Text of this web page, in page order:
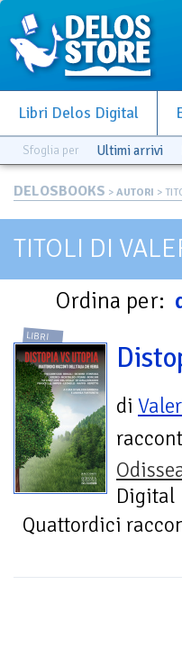
Libri Delos Digital
Sfoglia per Ultimi arrivi
DELOSBOOKS > AUTORI >
TITOLI DI
Ordina per:
LIBRI
di
Digital
Quattordici